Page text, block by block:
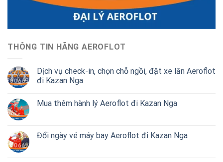
THÔNG TIN HÃNG AEROFLOT
Dịch vụ check-in, chọn chỗ ngồi, đặt xe lăn Aeroflot
đi Kazan Nga
Mua thêm hành lý Aeroflot đi Kazan Nga
Đổi ngày vé máy bay Aeroflot đi Kazan Nga